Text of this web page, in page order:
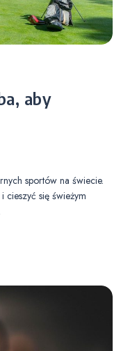
aby
sportów na świecie.
cieszyć się świeżym